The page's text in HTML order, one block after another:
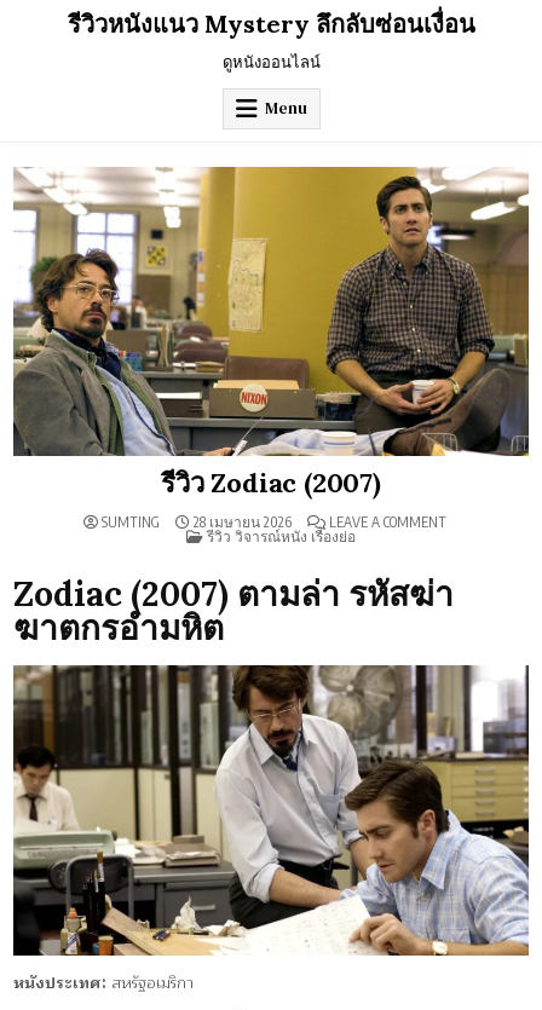
รีวิวหนังแนว Mystery ลึกลับซ่อนเงื่อน
ดูหนังออนไลน์
Menu
รีวิว Zodiac (2007)
SUMTING 28 เมษายน 2026 LEAVE A COMMENTON
POSTED
รีวิว วิจารณ์หนัง เรื่องย่อ
Zodiac (2007) ตามล่า รหัสฆ่า
ฆาตกรอำมหิต
หนังประเทศ: สหรัฐอเมริกา